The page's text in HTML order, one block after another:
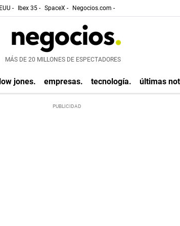
- Ibex 35 - SpaceX - Negocios.com -
MÁS DE 20 MILLONES DE ESPECTADORES
jones. empresas. tecnología. últimas